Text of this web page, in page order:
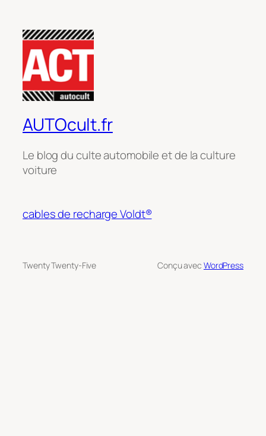
AUTOcult.fr
Le blog du culte automobile et de la culture
voiture
cables de recharge Voldt®
Twenty Twenty-Five Conçu avec WordPress